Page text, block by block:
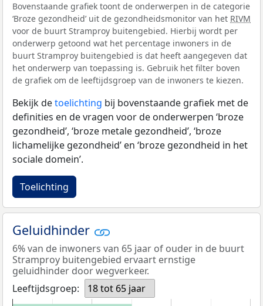
Bovenstaande grafiek toont de onderwerpen in de categorie
‘Broze gezondheid’ uit de gezondheidsmonitor van het RIVM
voor de buurt Stramproy buitengebied. Hierbij wordt per
onderwerp getoond wat het percentage inwoners in de
buurt Stramproy buitengebied is dat heeft aangegeven dat
het onderwerp van toepassing is. Gebruik het filter boven
de grafiek om de leeftijdsgroep van de inwoners te kiezen.
Bekijk detoelichting bij bovenstaande grafiek met de
definities en de vragen voor de onderwerpen ‘broze
gezondheid’, ‘broze metale gezondheid’, ‘broze
lichamelijke gezondheid’ en ‘broze gezondheid in het
sociale domein’.
Toelichting
Geluidhinder
6% van de inwoners van 65 jaar of ouder in de buurt
Stramproy buitengebied ervaart ernstige
geluidhinder door wegverkeer.
Leeftijdsgroep:
18 tot 65 jaar